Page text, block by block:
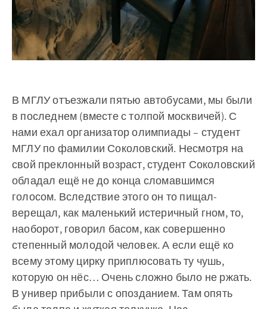
В МГЛУ отъезжали пятью автобусами, мы были
в последнем (вместе с толпой москвичей). С
нами ехал организатор олимпиады – студент
МГЛУ по фамилии Соколовский. Несмотря на
свой преклонный возраст, студент Соколовский
обладал ещё не до конца сломавшимся
голосом. Вследствие этого он то пищал-
верещал, как маленький истеричный гном, то,
наоборот, говорил басом, как совершенно
степенный молодой человек. А если ещё ко
всему этому цирку приплюсовать ту чушь,
которую он нёс… Очень сложно было не ржать.
В универ прибыли с опозданием. Там опять